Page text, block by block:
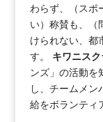
わらず、（スポ
い）称賛も、（
けられない、
す。
キワニス
ンズ」の活動を
し、チームメ
給をボランティ